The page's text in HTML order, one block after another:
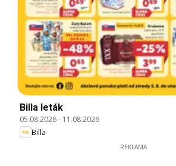
Billa leták
05.08.2026- 11.08.2026
Billa
REKLAMA